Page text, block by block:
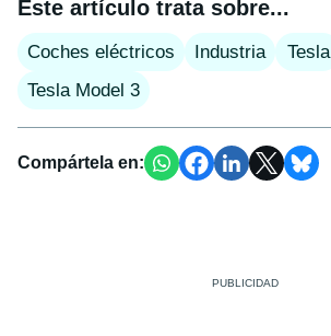
Este artículo trata sobre...
Coches eléctricos Industria
Tesla
Tesla Model 3
Compártela en: